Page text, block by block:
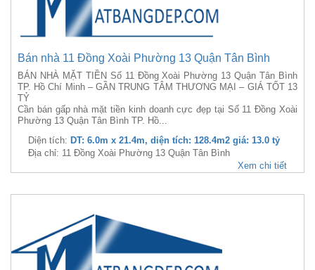
Bán nhà 11 Đồng Xoài Phường 13 Quận Tân Bình
BÁN NHÀ MẶT TIỀN Số 11 Đồng Xoài Phường 13 Quận Tân Bình
TP. Hồ Chí Minh – GẦN TRUNG TÂM THƯƠNG MẠI – GIÁ TỐT 13
TỶ
Cần bán gấp nhà mặt tiền kinh doanh cực đẹp tại Số 11 Đồng Xoài
Phường 13 Quận Tân Bình TP. Hồ...
Diện tích: DT: 6.0m x 21.4m, diện tích: 128.4m2 giá: 13.0 tỷ
Địa chỉ: 11 Đồng Xoài Phường 13 Quận Tân Bình
Xem chi tiết